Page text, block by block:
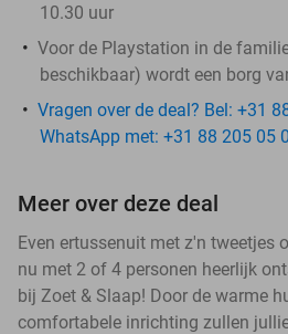
10.30 uur
Voor de Playstation in de
beschikbaar) wordt een borg
Vragen over de deal? Bel: +31
WhatsApp met: +31 88 205 05
Meer over deze deal
Even ertussenuit met z'n tweetjes
nu met 2 of 4 personen heerlijk
bij Zoet & Slaap! Door de warme
comfortabele inrichting zullen